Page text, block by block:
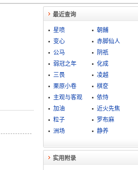
最近查询
星喷
朝餔
变心
赤脚仙人
公马
阴祇
弱冠之年
化成
三畏
凌越
栗原小卷
棋奁
主观与客观
依恃
加油
近火先焦
粒子
罗布麻
洲场
静养
实用附录